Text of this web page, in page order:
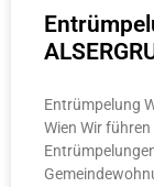
Entrümpelung
Wien Wir